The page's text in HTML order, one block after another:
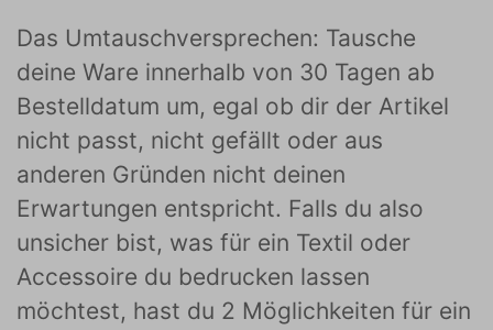
Das Umtauschversprechen: Tausche
deine Ware innerhalb von 30 Tagen ab
Bestelldatum um, egal ob dir der Artikel
nicht passt, nicht gefällt oder aus
anderen Gründen nicht deinen
Erwartungen entspricht. Falls du also
unsicher bist, was für ein Textil oder
Accessoire du bedrucken lassen
möchtest, hast du 2 Möglichkeiten für ein